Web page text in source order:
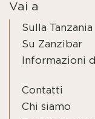
Vai a
Sulla Tanzania
Su Zanzibar
Informazioni
Contatti
Chi siamo